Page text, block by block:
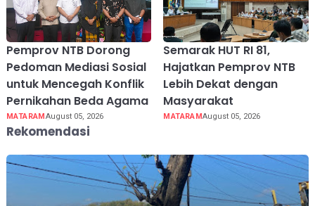
Pemprov NTB Dorong
Pedoman Mediasi Sosial
untuk Mencegah Konflik
Pernikahan Beda Agama
MATARAMAugust 05, 2026
Semarak HUT RI 81,
Hajatkan Pemprov NTB
Lebih Dekat dengan
Masyarakat
MATARAMAugust 05, 2026
Rekomendasi